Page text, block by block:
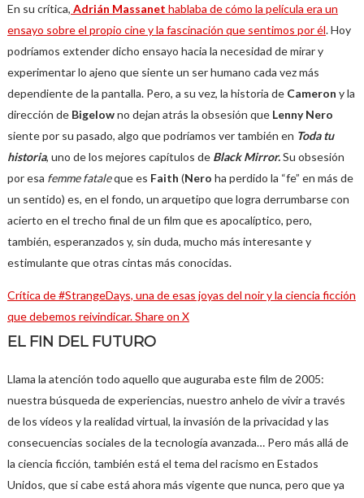
En su crítica, Adrián Massanet hablaba de cómo la película era un
ensayo sobre el propio cine y la fascinación que sentimos por él. Hoy
podríamos extender dicho ensayo hacia la necesidad de mirar y
experimentar lo ajeno que siente un ser humano cada vez más
dependiente de la pantalla. Pero, a su vez, la historia de Cameron y la
dirección de Bigelowno dejan atrás la obsesión que Lenny Nero
siente por su pasado, algo que podríamos ver también en Toda tu
historia, uno de los mejores capítulos de Black Mirror.Su obsesión
por esa femme fataleque es Faith (Nero ha perdido la “fe” en más de
un sentido) es, en el fondo, un arquetipo que logra derrumbarse con
acierto en el trecho final de un film que es apocalíptico, pero,
también, esperanzados y, sin duda, mucho más interesante y
estimulante que otras cintas más conocidas.
Crítica de #StrangeDays, una de esas joyas del noir y la ciencia ficción
que debemos reivindicar.Share on X
EL FIN DEL FUTURO
Llama la atención todo aquello que auguraba este film de 2005:
nuestra búsqueda de experiencias, nuestro anhelo de vivir a través
de los vídeos y la realidad virtual, la invasión de la privacidad y las
consecuencias sociales de la tecnología avanzada… Pero más allá de
la ciencia ficción, también está el tema del racismo en Estados
Unidos, que si cabe está ahora más vigente que nunca, pero que ya